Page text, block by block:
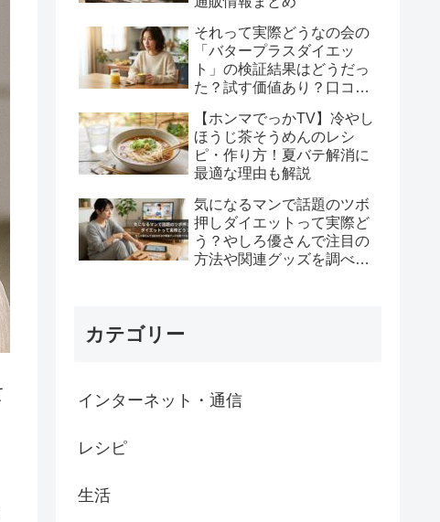
それって実際どうなの会の
「バタープラスダイエッ
ト」の検証結果はどうだっ
た？試す価値あり？口コミ
【ホンマでっかTV】冷やし
ほうじ茶そうめんのレシ
ピ・作り方！夏バテ解消に
最適な理由も解説
気になるマンで話題のツボ
押しダイエットって実際ど
う？やしろ優さんで注目の
方法や関連グッズを調べて
カテゴリー
インターネット・通信
レシピ
生活